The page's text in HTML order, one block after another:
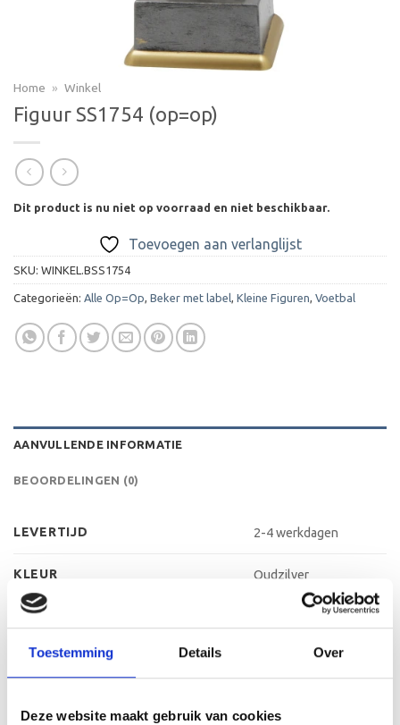
Toestemming Details Over
Deze website maakt gebruik van cookies
Home » Winkel
Figuur SS1754 (op=op)
Dit product is nu niet op voorraad en niet beschikbaar.
Toevoegen aan verlanglijst
SKU: WINKEL.BSS1754
Categorieën: Alle Op=Op, Beker met label, Kleine Figuren, Voetbal
AANVULLENDE INFORMATIE
BEOORDELINGEN (0)
LEVERTIJD 2-4 werkdagen
KLEUR Oudzilver
MATERIAAL VOET
METHODE PERSONALISATIE